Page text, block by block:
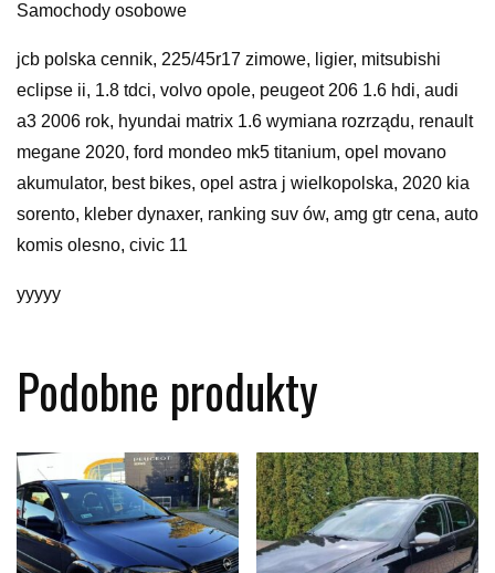
Samochody osobowe
jcb polska cennik, 225/45r17 zimowe, ligier, mitsubishi
eclipse ii, 1.8 tdci, volvo opole, peugeot 206 1.6 hdi, audi
a3 2006 rok, hyundai matrix 1.6 wymiana rozrządu, renault
megane 2020, ford mondeo mk5 titanium, opel movano
akumulator, best bikes, opel astra j wielkopolska, 2020 kia
sorento, kleber dynaxer, ranking suv ów, amg gtr cena, auto
komis olesno, civic 11
yyyyy
Podobne produkty